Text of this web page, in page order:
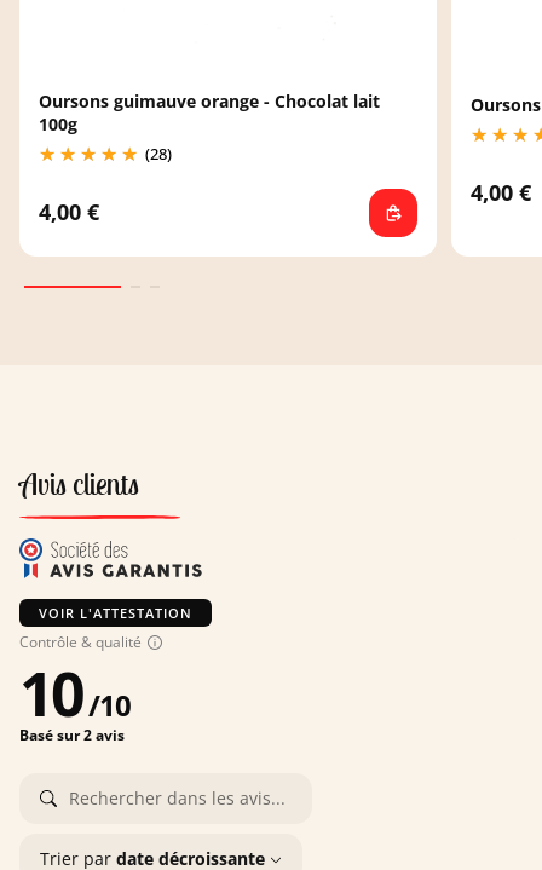
Oursons guimauve orange - Chocolat lait
100g
(28)
4,00 €
4,00 €
Avis clients
VOIR L'ATTESTATION
Contrôle & qualité
10/10
Basé sur 2 avis
Trier par date décroissante